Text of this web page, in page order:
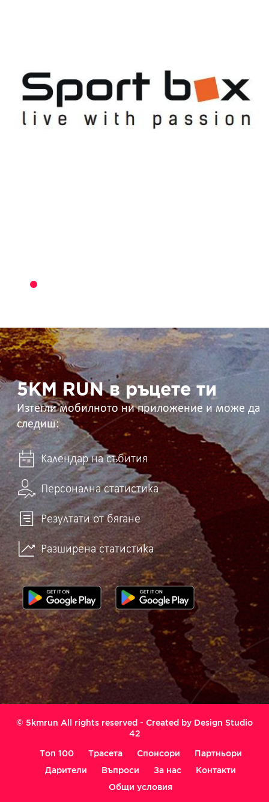
5KM
RUN
в
ръцете
ти 5KM RUN в ръцете ти
Изтегли мобилното ни приложение и може да
следиш:
Календар на събития
Персонална статистика
Резултати от бягане
Разширена статистика
© 5kmrun All rights reserved - Created by Design Studio
42
Топ 100 Трасета Спонсори
Партньори
Дарители
Въпроси За нас
Контакти
Общи условия